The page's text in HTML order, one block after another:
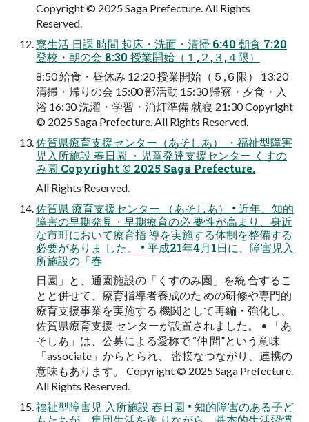
Copyright © 2025 Saga Prefecture. All Rights
Reserved.
寮生活 日課 時間 起床・洗面・清掃 6:40 朝食 7:20
登校・朝の会 8:30 授業開始（１,２,３,４限）
8:50 給食・昼休み 12:20 授業開始（５,６限） 13:20
清掃・帰りの会 15:00 部活動 15:30 帰寮・夕食・入
浴 16:30 洗濯・学習・消灯準備 就寝 21:30 Copyright
© 2025 Saga Prefecture. All Rights Reserved.
佐賀県療育支援センター（あそしあ） ・福祉型障害
児入所施設 春日園 ・児童発達支援センター くすの
み園 Copyright © 2025 Saga Prefecture.
All Rights Reserved.
佐賀県 療育支援センター （あそしあ） • 近年、知的
障害の早期発見・早期療育の必 要性が高まり、身近
な市町において療育指 導を実施する体制を整備する
必要がありま した。 • 平成21年4月1日に、障害児入
所施設の「春
日園」と、通園施設の「くすのみ園」を統 合するこ
とと併せて、療育指導者養成のた めの研修や専門的
療育支援事業を実施する 機関として再編・強化し、
佐賀県療育支援 センターが設置されました。 • 「あ
そしあ」は、公募による愛称で “仲 間”という意味
「associate」からとられ、 密接なつながり、連携の
意味もあります。 Copyright © 2025 Saga Prefecture.
All Rights Reserved.
福祉型障害児 入所施設 春日園 • 知的障害のある子ど